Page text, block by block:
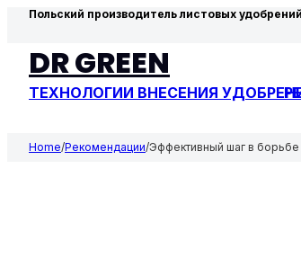
Польский производитель листовых удобрений
DR GREEN
ТЕХНОЛОГИИ ВНЕСЕНИЯ
Home/Рекомендации/Эффективный шаг в борьбе